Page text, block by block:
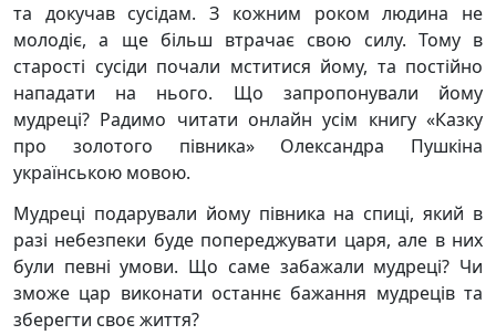
та докучав сусідам. З кожним роком людина не
молодіє, а ще більш втрачає свою силу. Тому в
старості сусіди почали мститися йому, та постійно
нападати на нього. Що запропонували йому
мудреці? Радимо читати онлайн усім книгу «Казку
про золотого півника» Олександра Пушкіна
українською мовою.
Мудреці подарували йому півника на спиці, який в
разі небезпеки буде попереджувати царя, але в них
були певні умови. Що саме забажали мудреці? Чи
зможе цар виконати останнє бажання мудреців та
зберегти своє життя?